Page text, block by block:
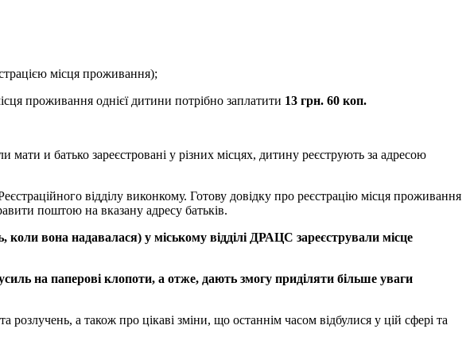
місця проживання);
проживання однієї дитини потрібно заплатити 13 грн. 60 коп.
и батько зареєстровані у різних місцях, дитину реєструють за адресою
відділу виконкому. Готову довідку про реєстрацію місця проживання
поштою на вказану адресу батьків.
вона надавалася) у міському відділі ДРАЦС зареєстрували місце
на паперові клопоти, а отже, дають змогу приділяти більше уваги
а також про цікаві зміни, що останнім часом відбулися у цій сфері та